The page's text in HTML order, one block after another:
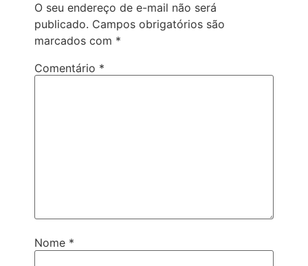
O seu endereço de e-mail não será
publicado. Campos obrigatórios são
marcados com *
Comentário *
Nome *